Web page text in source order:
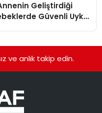
Geliştirdiği
Güvenli Uyku
ve anlık takip edin.